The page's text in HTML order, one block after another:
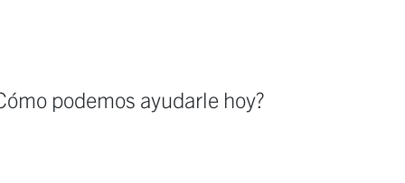
podemos ayudarle hoy?